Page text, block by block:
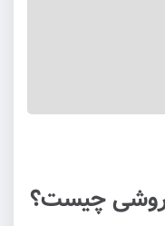
چیست؟